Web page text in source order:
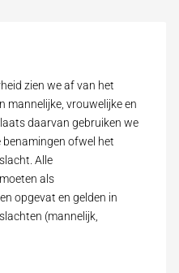
zien we af van het
mannelijke, vrouwelijke en
daarvan gebruiken we
ofwel het
Alle
als
opgevat en gelden in
(mannelijk,